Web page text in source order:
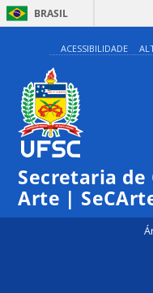
BRASIL
ACESSIBILIDADE
Secretaria de
Arte |